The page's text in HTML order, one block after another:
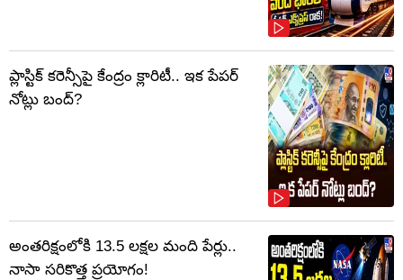
ప్లాస్టిక్‌ కరెన్సీపై కేంద్రం క్లారిటీ.. ఇక పేపర్‌
నోట్లు బంద్‌?
అంతరిక్షంలోకి 13.5 లక్షల మంది పేర్లు..
నాసా సరికొత్త ప్రయోగం!